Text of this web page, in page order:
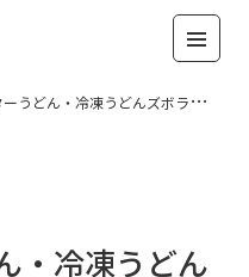
うどん・冷凍うどんズボラレシピ
・冷凍うどん